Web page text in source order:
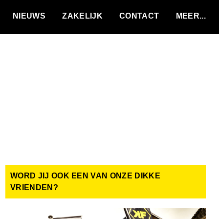
NIEUWS ZAKELIJK CONTACT
WORD JIJ OOK EEN VAN ONZE DIKKE
VRIENDEN?